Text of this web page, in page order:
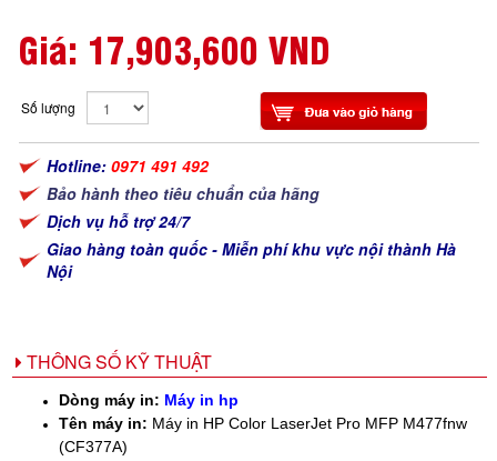
Giá: 17,903,600 VND
Số lượng
Hotline: 0971 491 492
Bảo hành theo tiêu chuẩn của hãng
Dịch vụ hỗ trợ 24/7
Giao hàng toàn quốc - Miễn phí khu vực nội thành Hà
Nội
THÔNG SỐ KỸ THUẬT
Dòng máy in: Máy in hp
Tên máy in: Máy in HP Color LaserJet Pro MFP M477fnw
(CF377A)